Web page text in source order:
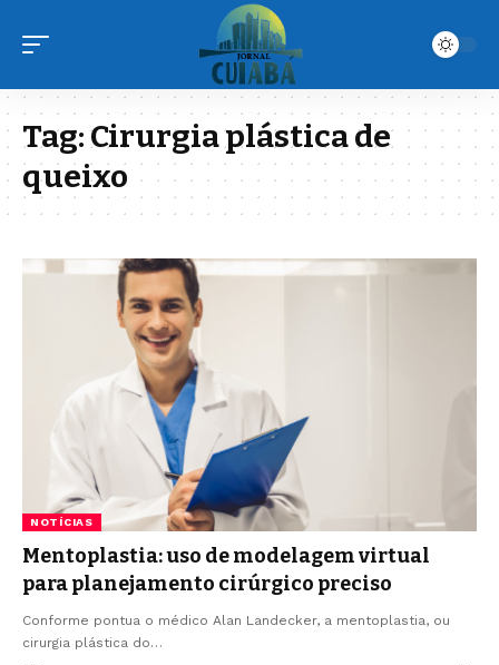
Tag:Cirurgia plástica de
queixo
NOTÍCIAS
Mentoplastia: uso de modelagem virtual
para planejamento cirúrgico preciso
Conforme pontua o médico Alan Landecker, a mentoplastia, ou
cirurgia plástica do…